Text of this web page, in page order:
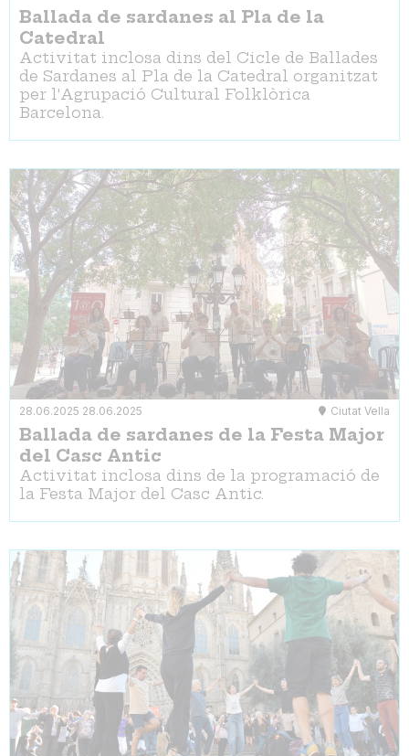
Ballada de sardanes al Pla de la
Catedral
Activitat inclosa dins del Cicle de Ballades
de Sardanes al Pla de la Catedral organitzat
per l'Agrupació Cultural Folklòrica
Barcelona.
28.06.2025 28.06.2025 Ciutat Vella
Ballada de sardanes de la Festa Major
del Casc Antic
Activitat inclosa dins de la programació de
la Festa Major del Casc Antic.